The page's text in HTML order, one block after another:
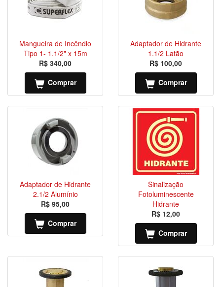
Mangueira de Incêndio
Tipo 1- 1.1/2" x 15m
R$ 340,00
Comprar
Adaptador de Hidrante
1.1/2 Latão
R$ 100,00
Comprar
Adaptador de Hidrante
2.1/2 Alumínio
R$ 95,00
Comprar
Sinalização
Fotoluminescente
Hidrante
R$ 12,00
Comprar